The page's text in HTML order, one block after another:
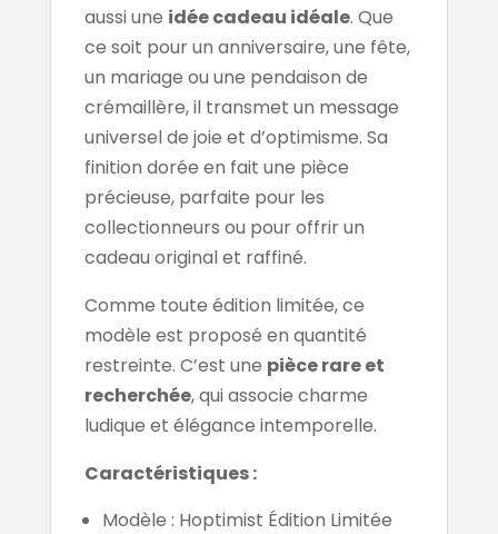
aussi une idée cadeau idéale. Que
ce soit pour un anniversaire, une fête,
un mariage ou une pendaison de
crémaillère, il transmet un message
universel de joie et d’optimisme. Sa
finition dorée en fait une pièce
précieuse, parfaite pour les
collectionneurs ou pour offrir un
cadeau original et raffiné.
Comme toute édition limitée, ce
modèle est proposé en quantité
restreinte. C’est une pièce rare et
recherchée, qui associe charme
ludique et élégance intemporelle.
Caractéristiques :
Modèle : Hoptimist Édition Limitée